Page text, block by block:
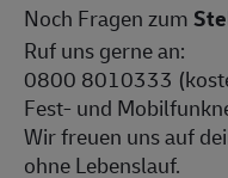
Noch Fragen zum
Ruf uns gerne an:
0800 8010333
Fest- und
Wir freuen uns auf
ohne Lebenslauf.